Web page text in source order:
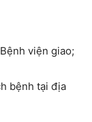
viện giao;
bệnh tại địa